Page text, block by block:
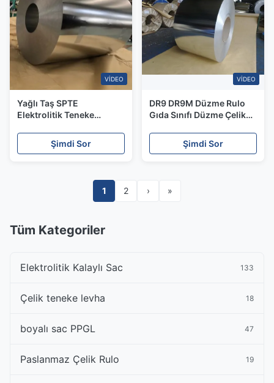
VIDEO
Yağlı Taş SPTE
Elektrolitik Teneke
Teneke Yaprak Bobini
0.15mm
Şimdi Sor
VIDEO
DR9 DR9M Düzme Rulo
Gıda Sınıfı Düzme Çelik
Şimdi Sor
1 2 › »
Tüm Kategoriler
Elektrolitik Kalaylı Sac 133
Çelik teneke levha 18
boyalı sac PPGL 47
Paslanmaz Çelik Rulo 19